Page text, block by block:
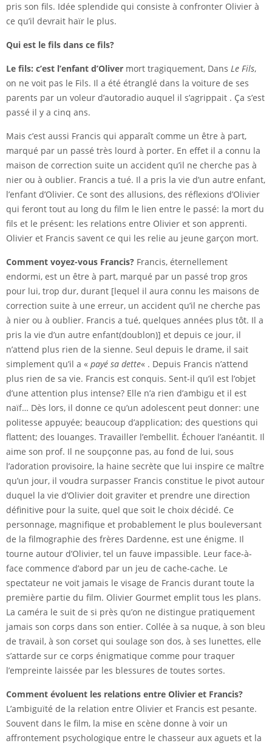
pris son fils. Idée splendide qui consiste à confronter Olivier à
ce qu’il devrait haïr le plus.
Qui est le fils dans ce fils?
Le fils: c’est l’enfant d’Oliver mort tragiquement, Dans Le Fils,
on ne voit pas le Fils. Il a été étranglé dans la voiture de ses
parents par un voleur d’autoradio auquel il s’agrippait . Ça s’est
passé il y a cinq ans.
Mais c’est aussi Francis qui apparaît comme un être à part,
marqué par un passé très lourd à porter. En effet il a connu la
maison de correction suite un accident qu’il ne cherche pas à
nier ou à oublier. Francis a tué. Il a pris la vie d’un autre enfant,
l’enfant d’Olivier. Ce sont des allusions, des réflexions d’Olivier
qui feront tout au long du film le lien entre le passé: la mort du
fils et le présent: les relations entre Olivier et son apprenti.
Olivier et Francis savent ce qui les relie au jeune garçon mort.
Comment voyez-vous Francis? Francis, éternellement
endormi, est un être à part, marqué par un passé trop gros
pour lui, trop dur, durant [lequel il aura connu les maisons de
correction suite à une erreur, un accident qu’il ne cherche pas
à nier ou à oublier. Francis a tué, quelques années plus tôt. Il a
pris la vie d’un autre enfant(doublon)] et depuis ce jour, il
n’attend plus rien de la sienne. Seul depuis le drame, il sait
simplement qu’il a « payé sa dette« . Depuis Francis n’attend
plus rien de sa vie. Francis est conquis. Sent-il qu’il est l’objet
d’une attention plus intense? Elle n’a rien d’ambigu et il est
naïf… Dès lors, il donne ce qu’un adolescent peut donner: une
politesse appuyée; beaucoup d’application; des questions qui
flattent; des louanges. Travailler l’embellit. Échouer l’anéantit. Il
aime son prof. Il ne soupçonne pas, au fond de lui, sous
l’adoration provisoire, la haine secrète que lui inspire ce maître
qu’un jour, il voudra surpasser Francis constitue le pivot autour
duquel la vie d’Olivier doit graviter et prendre une direction
définitive pour la suite, quel que soit le choix décidé. Ce
personnage, magnifique et probablement le plus bouleversant
de la filmographie des frères Dardenne, est une énigme. Il
tourne autour d’Olivier, tel un fauve impassible. Leur face-à-
face commence d’abord par un jeu de cache-cache. Le
spectateur ne voit jamais le visage de Francis durant toute la
première partie du film. Olivier Gourmet emplit tous les plans.
La caméra le suit de si près qu’on ne distingue pratiquement
jamais son corps dans son entier. Collée à sa nuque, à son bleu
de travail, à son corset qui soulage son dos, à ses lunettes, elle
s’attarde sur ce corps énigmatique comme pour traquer
l’empreinte laissée par les blessures de toutes sortes.
Comment évoluent les relations entre Olivier et Francis?
L’ambiguïté de la relation entre Olivier et Francis est pesante.
Souvent dans le film, la mise en scène donne à voir un
affrontement psychologique entre le chasseur aux aguets et la